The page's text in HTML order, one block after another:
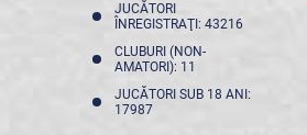
JUCĂTORI
ÎNREGISTRAŢI: 43216
CLUBURI (NON-
AMATORI): 11
JUCĂTORI SUB 18 ANI:
17987